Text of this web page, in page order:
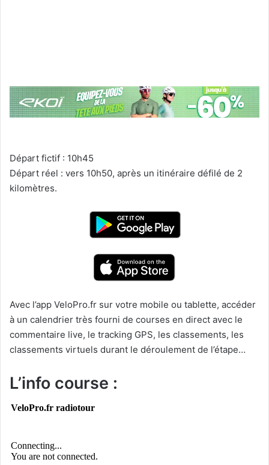
Départ fictif : 10h45
Départ réel : vers 10h50, après un itinéraire défilé de 2
kilomètres.
Avec l’app VeloPro.fr sur votre mobile ou tablette, accéder
à un calendrier très fourni de courses en direct avec le
commentaire live, le tracking GPS, les classements, les
classements virtuels durant le déroulement de l’étape…
L’info course :